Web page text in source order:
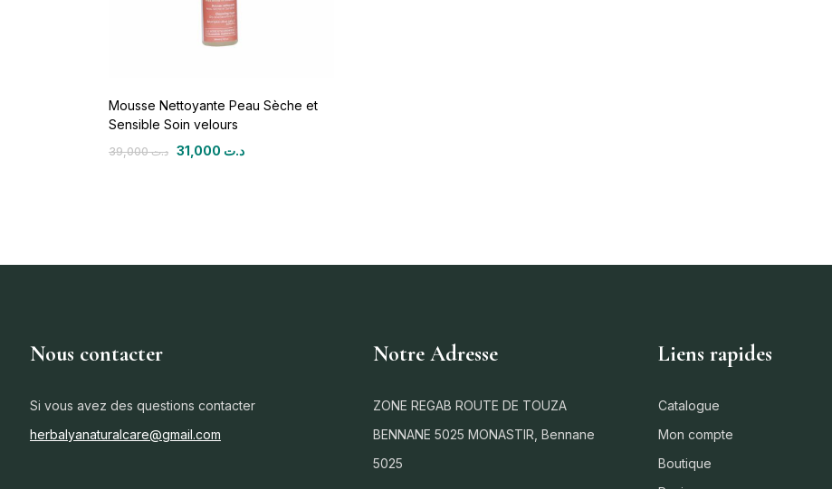
Mousse Nettoyante Peau Sèche et
Sensible Soin velours
د.ت39,000 د.ت
Nous contacter
Si vous avez des questions contacter
herbalyanaturalcare@gmail.com
Notre Adresse
ZONE REGAB ROUTE DE TOUZA
BENNANE 5025 MONASTIR, Bennane
5025
Liens rapides
Catalogue
Mon compte
Boutique